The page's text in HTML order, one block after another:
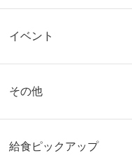
イベント
その他
給食ピックアップ